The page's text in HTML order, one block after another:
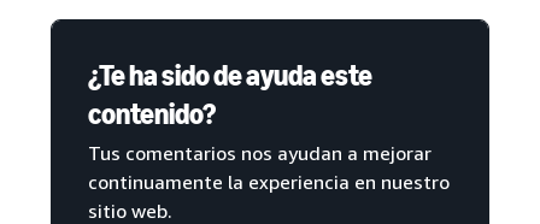
¿Te ha sido de ayuda este
contenido?
Tus comentarios nos ayudan a mejorar
continuamente la experiencia en nuestro
sitio web.